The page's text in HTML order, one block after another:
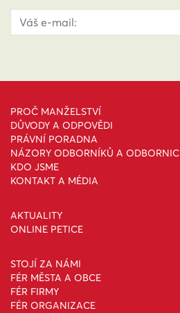
PROČ MANŽELSTVÍ
DŮVODY A ODPOVĚDI
PRÁVNÍ PORADNA
NÁZORY ODBORNÍKŮ A ODBORNIC
KDO JSME
KONTAKT A MÉDIA
AKTUALITY
ONLINE PETICE
STOJÍ ZA NÁMI
FÉR MĚSTA A OBCE
FÉR FIRMY
FÉR ORGANIZACE